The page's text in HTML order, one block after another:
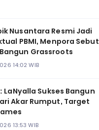
Nusantara Resmi Jadi
PBMI, Menpora Sebut
Grassroots
14:02 WIB
LaNyalla Sukses Bangun
Akar Rumput, Target
13:53 WIB